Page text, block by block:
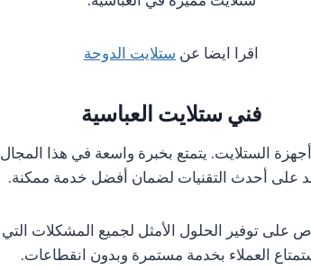
اقرا ايضا عنستلايت الدوحة
فني ستلايت العباسية
الستلايت. يتمتع بخبرة واسعة في هذا
على أحدث التقنيات لضمان أفضل خدمة ممكنة.
على توفير الحلول الأمثل لجميع المشكلات
العملاء بخدمة مستمرة وبدون انقطاعات.